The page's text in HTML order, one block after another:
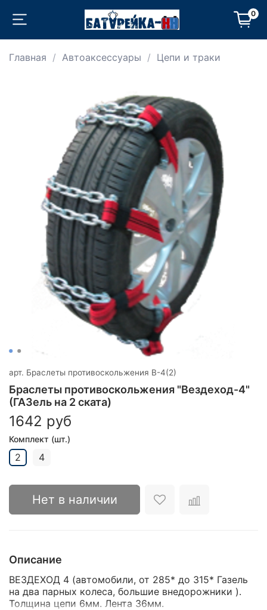
0
Главная Автоаксессуары Цепи и траки
арт. Браслеты противоскольжения В-4(2)
Браслеты противоскольжения "Вездеход-4"
(ГАЗель на 2 ската)
1642 руб
Комплект (шт.)
2 4
Нет в наличии
Описание
ВЕЗДЕХОД 4 (автомобили, от 285* до 315* Газель
на два парных колеса, большие внедорожники ).
Толщина цепи 6мм. Лента 36мм.